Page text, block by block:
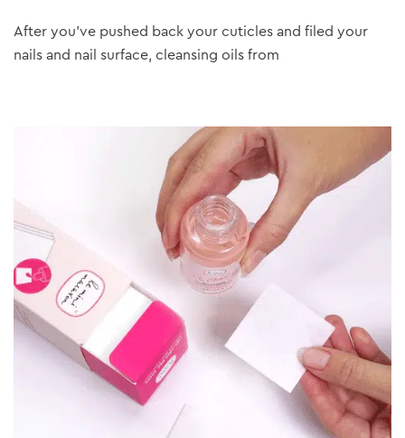
After you’ve pushed back your cuticles and filed your
nails and nail surface, cleansing oils from